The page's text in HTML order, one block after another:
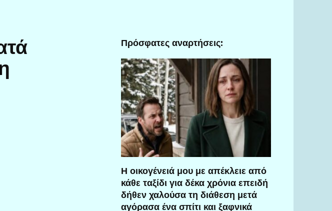
Πρόσφατες αναρτήσεις:
Η οικογένειά μου με απέκλειε από
κάθε ταξίδι για δέκα χρόνια επειδή
δήθεν χαλούσα τη διάθεση μετά
αγόρασα ένα σπίτι και ξαφνικά